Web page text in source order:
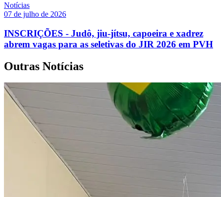
Notícias
07 de julho de 2026
INSCRIÇÕES - Judô, jiu-jítsu, capoeira e xadrez
abrem vagas para as seletivas do JIR 2026 em PVH
Outras Notícias